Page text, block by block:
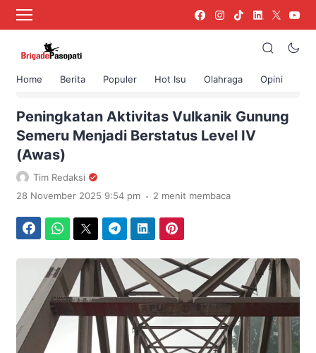
Home Berita Populer Hot Isu Olahraga Opini
›
Peningkatan Aktivitas Vulkanik Gunung
Semeru Menjadi Berstatus Level IV
(Awas)
Tim Redaksi
28 November 2025 9:54 pm . 2 menit membaca